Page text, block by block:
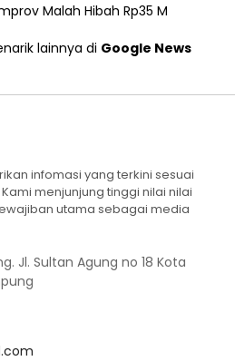
Malah Hibah Rp35 M
lainnya di Google News
infomasi yang terkini sesuai
menjunjung tinggi nilai nilai
utama sebagai media
Jl. Sultan Agung no 18 Kota